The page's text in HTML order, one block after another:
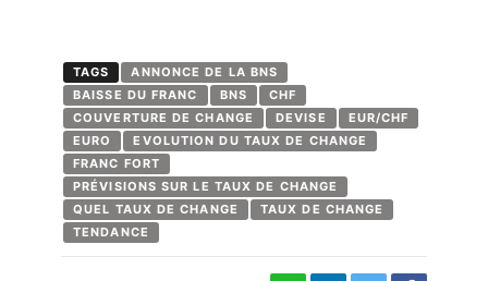
TAGS
ANNONCE DE LA BNS
BAISSE DU FRANC
BNS
CHF
COUVERTURE DE CHANGE
DEVISE
EUR/CHF
EURO
EVOLUTION DU TAUX DE CHANGE
FRANC FORT
PRÉVISIONS SUR LE TAUX DE CHANGE
QUEL TAUX DE CHANGE
TAUX DE CHANGE
TENDANCE